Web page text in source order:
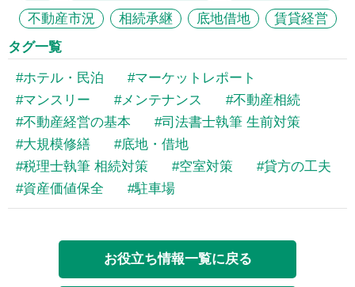
不動産市況
相続承継 底地借地
賃貸経営
タグ一覧
ホテル・民泊
マーケットレポート
マンスリー
メンテナンス
不動産相続
不動産経営の基本
司法書士執筆 生前対策
大規模修繕
底地・借地
税理士執筆 相続対策
空室対策
貸方の工夫
資産価値保全
駐車場
お役立ち情報一覧に戻る